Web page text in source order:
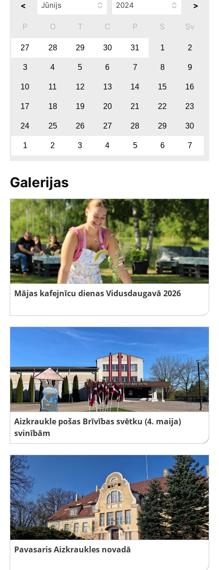
< >
P O T C P S Sv
27 28 29 30 31 1 2
3 4 5 6 7 8 9
10 11 12 13 14 15 16
17 18 19 20 21 22 23
24 25 26 27 28 29 30
1 2 3 4 5 6 7
Galerijas
Mājas kafejnīcu dienas Vidusdaugavā 2026
Aizkraukle pošas Brīvības svētku (4. maija)
svinībām
Pavasaris Aizkraukles novadā